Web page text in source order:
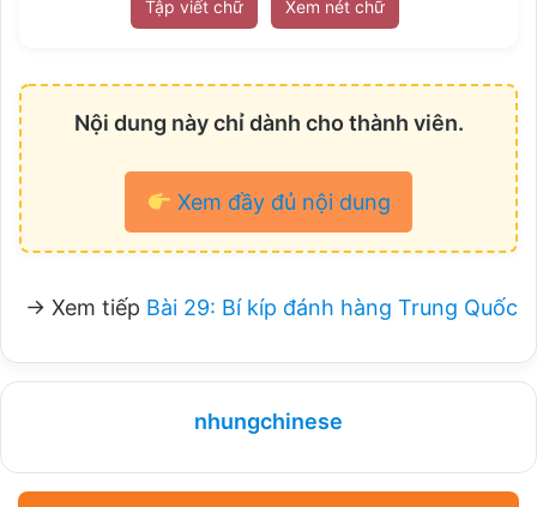
Tập viết chữ Xem nét chữ
Nội dung này chỉ dành cho thành viên.
Xem đầy đủ nội dung
→ Xem tiếp Bài 29: Bí kíp đánh hàng Trung Quốc
nhungchinese